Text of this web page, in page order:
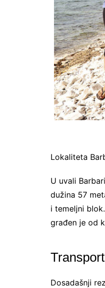
Lokaliteta
U uvali
dužina 57
i temeljni
građen je od
Dosadašnji